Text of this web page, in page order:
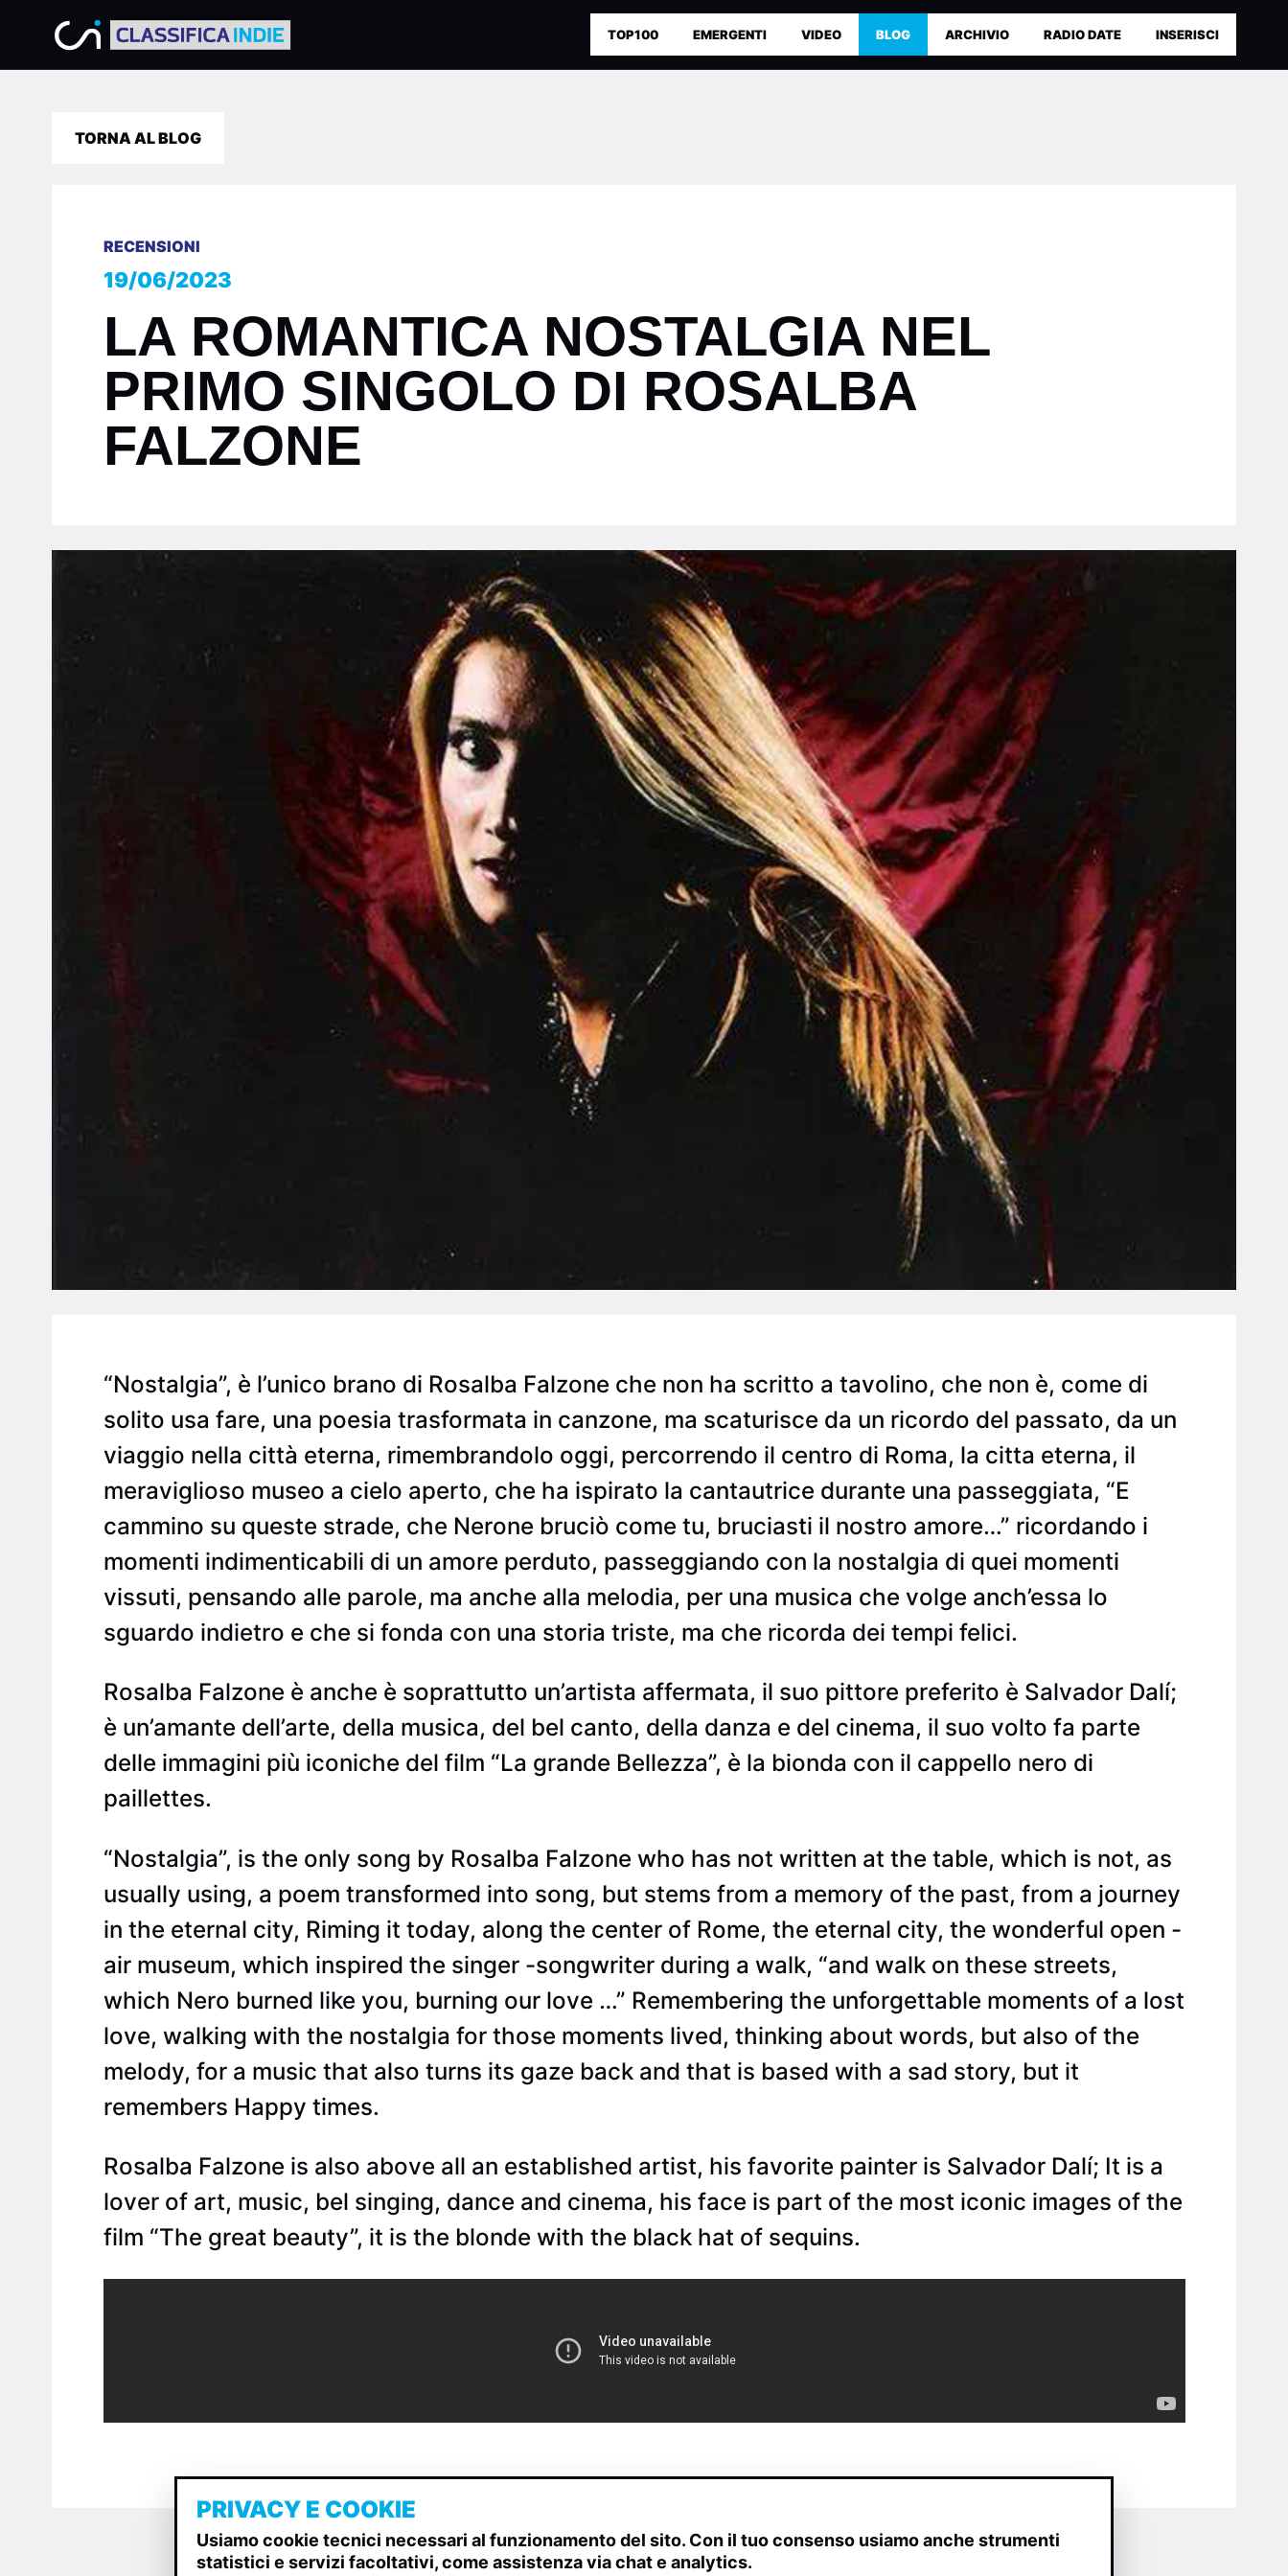
TOP100 EMERGENTI VIDEO BLOG ARCHIVIO RADIO DATE INSERISCI
TORNA AL BLOG
RECENSIONI
19/06/2023
LA ROMANTICA NOSTALGIA NEL
PRIMO SINGOLO DI ROSALBA
FALZONE
“Nostalgia”, è l’unico brano di Rosalba Falzone che non ha scritto a tavolino, che non è, come di
solito usa fare, una poesia trasformata in canzone, ma scaturisce da un ricordo del passato, da un
viaggio nella città eterna, rimembrandolo oggi, percorrendo il centro di Roma, la citta eterna, il
meraviglioso museo a cielo aperto, che ha ispirato la cantautrice durante una passeggiata, “E
cammino su queste strade, che Nerone bruciò come tu, bruciasti il nostro amore…” ricordando i
momenti indimenticabili di un amore perduto, passeggiando con la nostalgia di quei momenti
vissuti, pensando alle parole, ma anche alla melodia, per una musica che volge anch’essa lo
sguardo indietro e che si fonda con una storia triste, ma che ricorda dei tempi felici.
Rosalba Falzone è anche è soprattutto un’artista affermata, il suo pittore preferito è Salvador Dalí;
è un’amante dell’arte, della musica, del bel canto, della danza e del cinema, il suo volto fa parte
delle immagini più iconiche del film “La grande Bellezza”, è la bionda con il cappello nero di
paillettes.
“Nostalgia”, is the only song by Rosalba Falzone who has not written at the table, which is not, as
usually using, a poem transformed into song, but stems from a memory of the past, from a journey
in the eternal city, Riming it today, along the center of Rome, the eternal city, the wonderful open -
air museum, which inspired the singer -songwriter during a walk, “and walk on these streets,
which Nero burned like you, burning our love …” Remembering the unforgettable moments of a lost
love, walking with the nostalgia for those moments lived, thinking about words, but also of the
melody, for a music that also turns its gaze back and that is based with a sad story, but it
remembers Happy times.
Rosalba Falzone is also above all an established artist, his favorite painter is Salvador Dalí; It is a
lover of art, music, bel singing, dance and cinema, his face is part of the most iconic images of the
film “The great beauty”, it is the blonde with the black hat of sequins.
PRIVACY E COOKIE
Usiamo cookie tecnici necessari al funzionamento del sito. Con il tuo consenso usiamo anche strumenti
statistici e servizi facoltativi, come assistenza via chat e analytics.